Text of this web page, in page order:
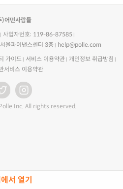
서 열기
)어떤사람들
사업자번호: 119-86-87585
울파이낸스센터 3층
help@polle.com
가이드 서비스 이용약관
개인정보 취급방침
서비스 이용약관
Inc. All rights reserved.